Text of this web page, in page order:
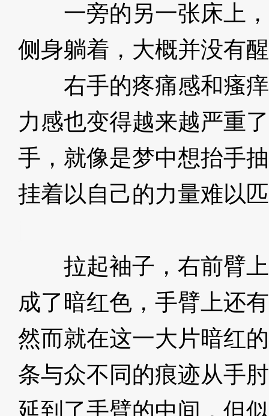
一旁的另一张床上，
侧身躺着，大概并没有
右手的疼痛感和瘙痒
力感也变得越来越严重
手，就像是梦中想抬手
挂着以自己的力量难以
拉起袖子，右前臂上
成了暗红色，手臂上还
然而就在这一大片暗红
条与众不同的痕迹从手
延到了手臂的中间，但